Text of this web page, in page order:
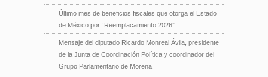
Último mes de beneficios fiscales que otorga el Estado
de México por “Reemplacamiento 2026”
Mensaje del diputado Ricardo Monreal Ávila, presidente
de la Junta de Coordinación Política y coordinador del
Grupo Parlamentario de Morena